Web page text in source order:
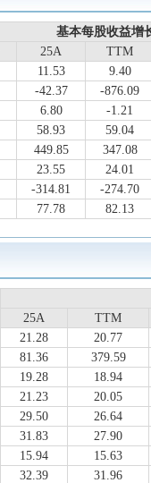
基本每股收益增
25A
TTM
11.53
9.40
-42.37
-876.09
6.80
-1.21
58.93
59.04
449.85
347.08
23.55
24.01
-314.81
-274.70
77.78 82.13
25A
TTM
21.28
20.77
81.36
379.59
19.28
18.94
21.23
20.05
29.50
26.64
31.83
27.90
15.94
15.63
32.39
31.96